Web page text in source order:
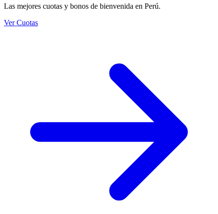
Las mejores cuotas y bonos de bienvenida en Perú.
Ver Cuotas